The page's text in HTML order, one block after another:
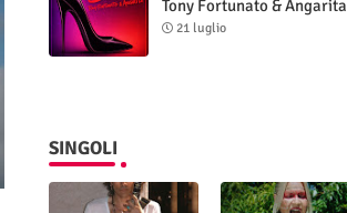
Tony Fortunato & Angarita
21 luglio
SINGOLI